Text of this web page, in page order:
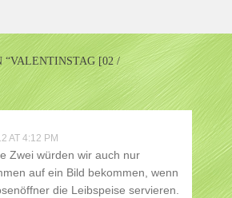
“VALENTINSTAG [02 /
AT 4:12 PM
Zwei würden wir auch nur
auf ein Bild bekommen, wenn
die Leibspeise servieren.